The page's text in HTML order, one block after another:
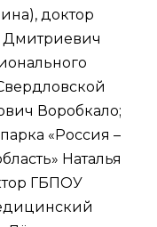
доктор
Дмитриевич
Воробкало;
«Россия –
Наталья
ГБПОУ